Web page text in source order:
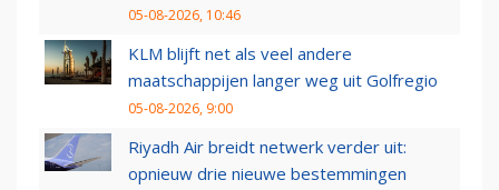
05-08-2026, 10:46
KLM blijft net als veel andere
maatschappijen langer weg uit Golfregio
05-08-2026, 9:00
Riyadh Air breidt netwerk verder uit:
opnieuw drie nieuwe bestemmingen